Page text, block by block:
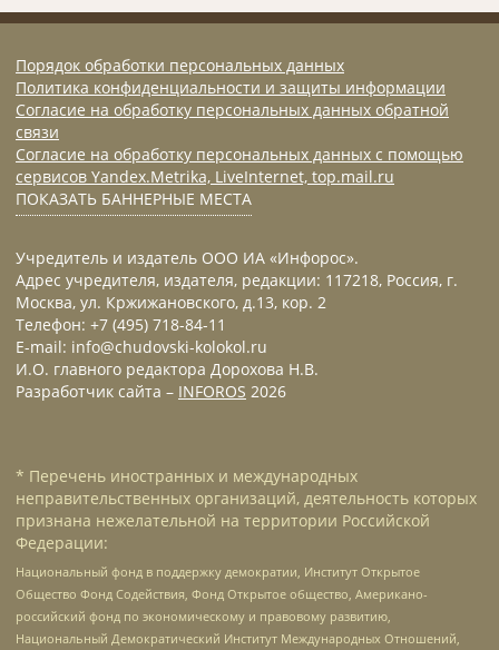
Порядок обработки персональных данных
Политика конфиденциальности и защиты информации
Согласие на обработку персональных данных обратной
связи
Согласие на обработку персональных данных с помощью
сервисов Yandex.Metrika, LiveInternet, top.mail.ru
ПОКАЗАТЬ БАННЕРНЫЕ МЕСТА
Учредитель и издатель ООО ИА «Инфорос».
Адрес учредителя, издателя, редакции: 117218, Россия, г.
Москва, ул. Кржижановского, д.13, кор. 2
Телефон: +7 (495) 718-84-11
E-mail: info@chudovski-kolokol.ru
И.О. главного редактора Дорохова Н.В.
Разработчик сайта – INFOROS 2026
* Перечень иностранных и международных
неправительственных организаций, деятельность которых
признана нежелательной на территории Российской
Федерации:
Национальный фонд в поддержку демократии, Институт Открытое
Общество Фонд Содействия, Фонд Открытое общество, Американо-
российский фонд по экономическому и правовому развитию,
Национальный Демократический Институт Международных Отношений,